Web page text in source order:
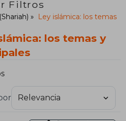
Filtros
Ley islámica: los temas
los temas y